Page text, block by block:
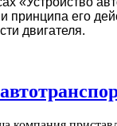
принципа его
двигателя.